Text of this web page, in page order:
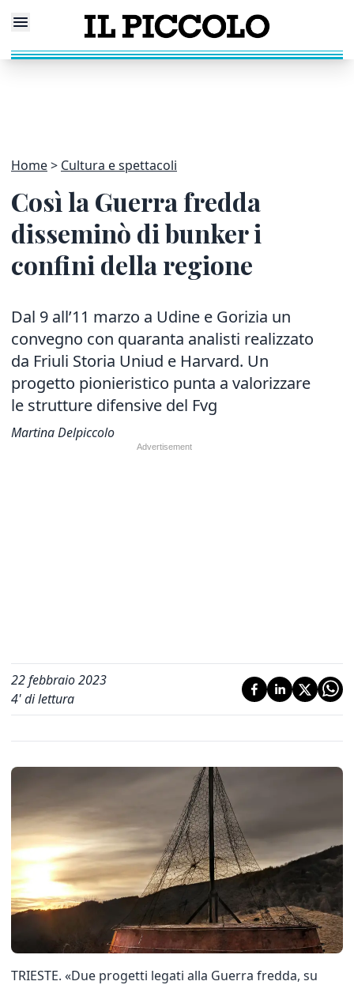
Home Cultura e spettacoli
Così la Guerra fredda
disseminò di bunker i
confini della regione
Dal 9 all’11 marzo a Udine e Gorizia un
convegno con quaranta analisti realizzato
da Friuli Storia Uniud e Harvard. Un
progetto pionieristico punta a valorizzare
le strutture difensive del Fvg
Martina Delpiccolo
22 febbraio 2023
4' di lettura
TRIESTE. «Due progetti legati alla Guerra fredda, su